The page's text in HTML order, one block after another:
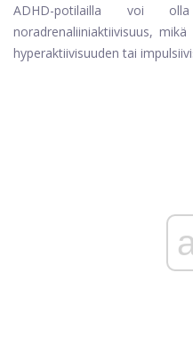
ADHD-potilailla voi
noradrenaliiniaktiivisuus,
hyperaktiivisuuden tai